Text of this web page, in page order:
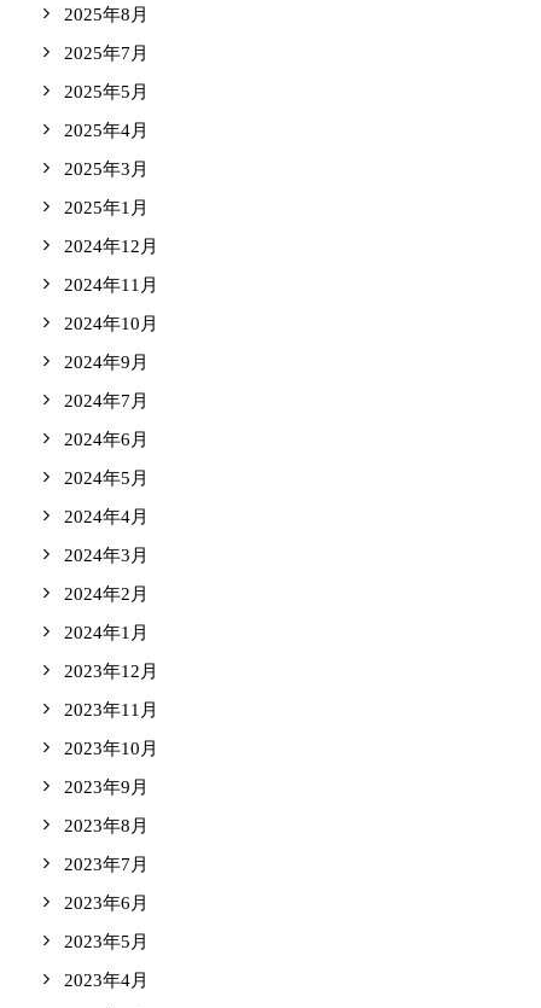
2025年8月
2025年7月
2025年5月
2025年4月
2025年3月
2025年1月
2024年12月
2024年11月
2024年10月
2024年9月
2024年7月
2024年6月
2024年5月
2024年4月
2024年3月
2024年2月
2024年1月
2023年12月
2023年11月
2023年10月
2023年9月
2023年8月
2023年7月
2023年6月
2023年5月
2023年4月